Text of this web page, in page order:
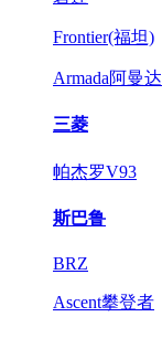
Frontier(福坦)
Armada阿曼达
三菱
帕杰罗V93
斯巴鲁
BRZ
Ascent攀登者